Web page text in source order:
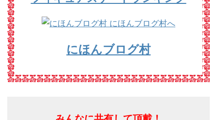
にほんブログ村